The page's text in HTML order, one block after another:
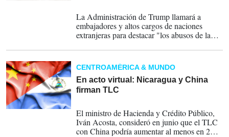
La Administración de Trump llamará a
embajadores y altos cargos de naciones
extranjeras para destacar "los abusos de la
CENTROAMÉRICA & MUNDO
En acto virtual: Nicaragua y China
firman TLC
El ministro de Hacienda y Crédito Público,
Iván Acosta, consideró en junio que el TLC
con China podría aumentar al menos en 2